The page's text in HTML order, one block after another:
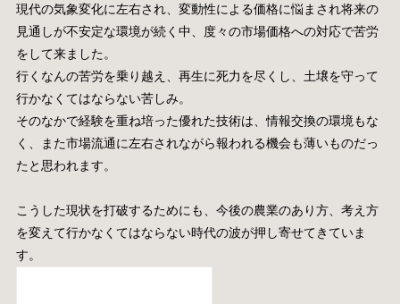
現代の気象変化に左右され、変動性による価格に悩まされ将来の
見通しが不安定な環境が続く中、度々の市場価格への対応で苦労
をして来ました。
行くなんの苦労を乗り越え、再生に死力を尽くし、土壌を守って
行かなくてはならない苦しみ。
そのなかで経験を重ね培った優れた技術は、情報交換の環境もな
く、また市場流通に左右されながら報われる機会も薄いものだっ
たと思われます。
こうした現状を打破するためにも、今後の農業のあり方、考え方
を変えて行かなくてはならない時代の波が押し寄せてきていま
す。